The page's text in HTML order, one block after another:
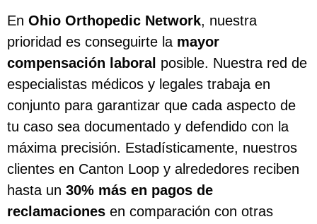
En Ohio Orthopedic Network, nuestra
prioridad es conseguirte la mayor
compensación laboral posible. Nuestra red de
especialistas médicos y legales trabaja en
conjunto para garantizar que cada aspecto de
tu caso sea documentado y defendido con la
máxima precisión. Estadísticamente, nuestros
clientes en Canton Loop y alrededores reciben
hasta un 30% más en pagos de
reclamaciones en comparación con otras